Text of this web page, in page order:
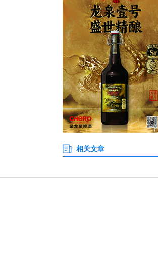
过程。特别是近
患者服务与团队
品质持续优化、
襄阳市中医医院
团队长期以来深
准化、专业化、